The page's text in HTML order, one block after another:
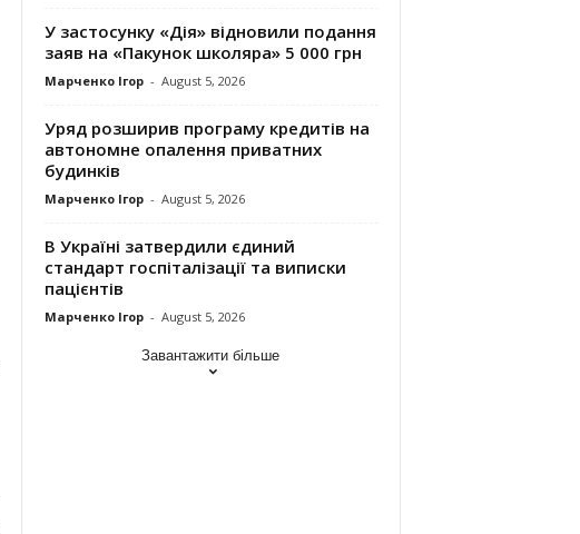
У застосунку «Дія» відновили подання
заяв на «Пакунок школяра» 5 000 грн
Марченко Ігор - August 5, 2026
Уряд розширив програму кредитів на
автономне опалення приватних
будинків
Марченко Ігор - August 5, 2026
В Україні затвердили єдиний
стандарт госпіталізації та виписки
пацієнтів
Марченко Ігор - August 5, 2026
Завантажити більше